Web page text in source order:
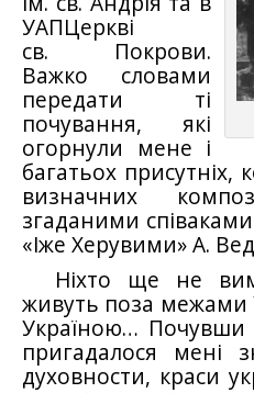
УАПЦеркві
св. Покрови.
Важко словами
передати ті
почування, які
огорнули мене і
багатьох присутніх,
визначних
згаданими
«Іже Херувими» А.
Ніхто ще не
живуть поза межами
Україною… Почувши
пригадалося мені
духовности, краси